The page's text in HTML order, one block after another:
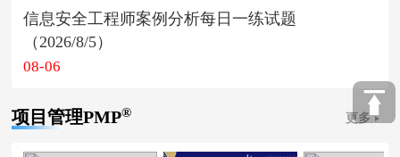
信息安全工程师案例分析每日一练试题
（2026/8/5）
08-06
项目管理PMP® 更多